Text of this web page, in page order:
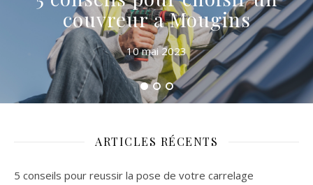
couvreur a Mougins
10 mai 2023
ARTICLES RÉCENTS
5 conseils pour reussir la pose de votre carrelage